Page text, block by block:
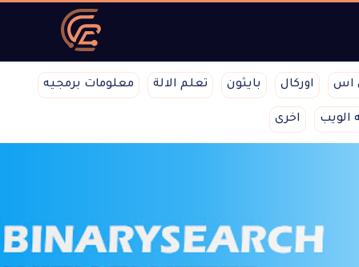
اس اوركال بايثون تعلم الالة معلومات برمجيه
الويب اخرى